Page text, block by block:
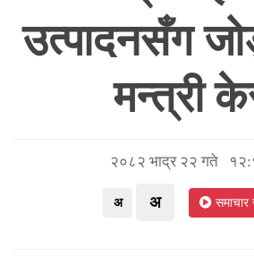
उत्पादनसँग
मन्त्री
२०८२ भाद्र २२ गते
अ अ समाचार